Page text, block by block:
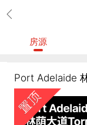
房源
Port Adelaide